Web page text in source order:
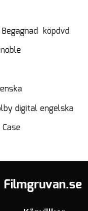
köpdvd
digital engelska
Filmgruvan.se